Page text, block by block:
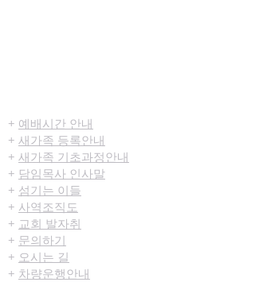
+ 예배시간 안내
+ 새가족 등록안내
+ 새가족 기초과정안내
+ 담임목사 인사말
+ 섬기는 이들
+ 사역조직도
+ 교회 발자취
+ 문의하기
+ 오시는 길
+ 차량운행안내